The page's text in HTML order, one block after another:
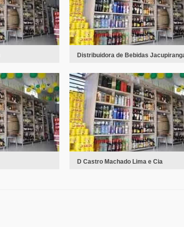
Distribuidora de Bebidas
D Castro Machado Lima e Cia